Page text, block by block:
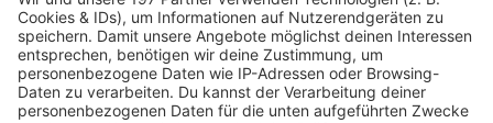
jonathan-velasquez (unsplash)